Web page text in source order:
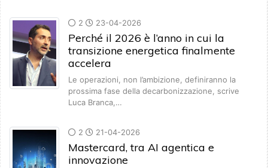
2 23-04-2026
Perché il 2026 è l’anno in cui la
transizione energetica finalmente
accelera
Le operazioni, non l’ambizione, definiranno la
prossima fase della decarbonizzazione, scrive
Luca Branca,…
2 21-04-2026
Mastercard, tra AI agentica e
innovazione